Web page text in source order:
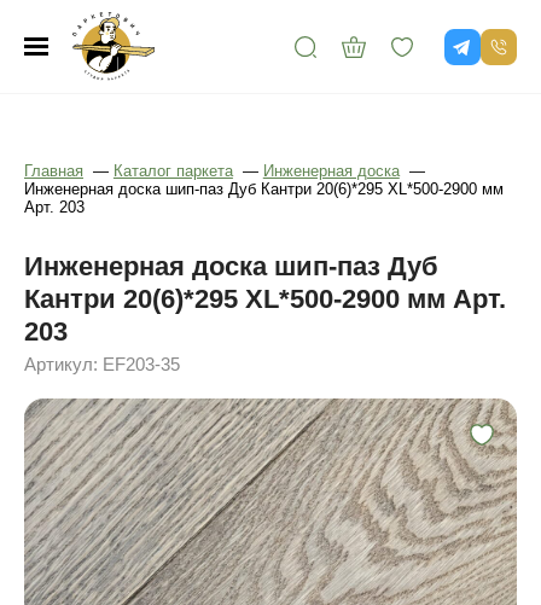
Главная — Каталог паркета — Инженерная доска —
Инженерная доска шип-паз Дуб Кантри 20(6)*295 XL*500-2900 мм
Арт. 203
Инженерная доска шип-паз Дуб
Кантри 20(6)*295 XL*500-2900 мм Арт.
203
Артикул: EF203-35